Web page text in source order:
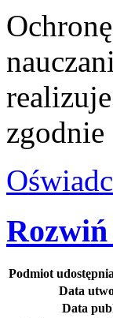
zgodnie
Rozwiń
Podmiot
Data
Data